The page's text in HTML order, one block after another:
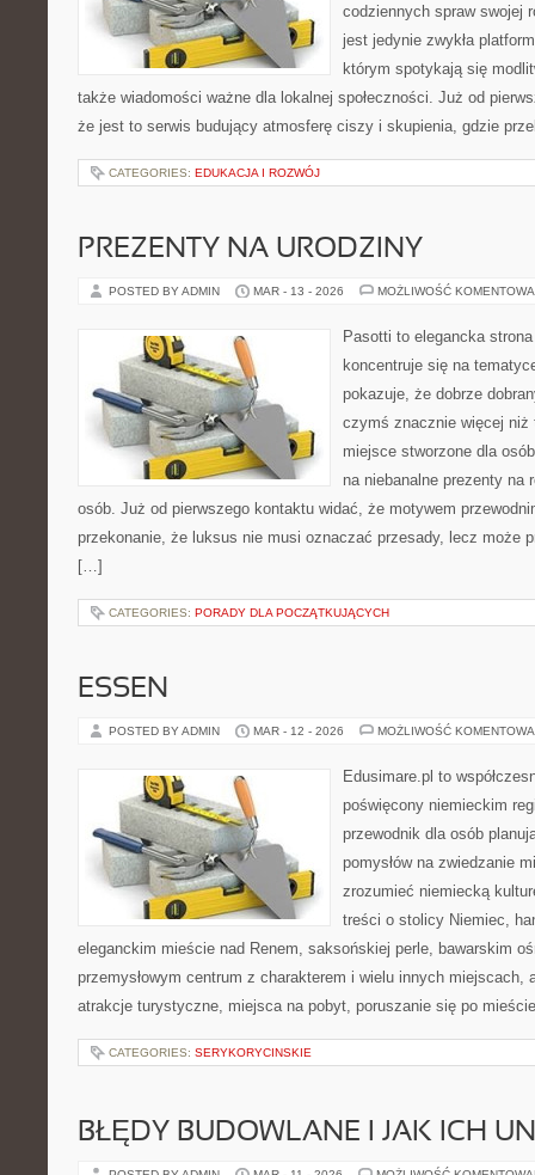
codziennych spraw swojej
jest jedynie zwykła
którym spotykają się
także wiadomości ważne dla lokalnej społeczności. Już od
że jest to serwis budujący atmosferę ciszy i skupienia, gdzie
CATEGORIES: EDUKACJA I ROZWÓJ
PREZENTY NA URODZINY
POSTED BY ADMIN MAR - 13 - 2026 MOŻLIWOŚĆ
Pasotti to elegancka
koncentruje się na
pokazuje, że dobrze
czymś znacznie więcej niż
miejsce stworzone dla
na niebanalne prezenty na
osób. Już od pierwszego kontaktu widać, że motywem
przekonanie, że luksus nie musi oznaczać przesady, lecz może
[…]
CATEGORIES: PORADY DLA POCZĄTKUJĄCYCH
ESSEN
POSTED BY ADMIN MAR - 12 - 2026 MOŻLIWOŚĆ
Edusimare.pl to
poświęcony niemieckim
przewodnik dla osób
pomysłów na zwiedzanie
zrozumieć niemiecką
treści o stolicy Niemiec,
eleganckim mieście nad Renem, saksońskiej perle, bawarskim
przemysłowym centrum z charakterem i wielu innych miejscach,
atrakcje turystyczne, miejsca na pobyt, poruszanie się po
CATEGORIES: SERYKORYCINSKIE
BŁĘDY BUDOWLANE I JAK ICH